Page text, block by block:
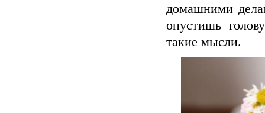
домашними
опустишь
такие мысли.